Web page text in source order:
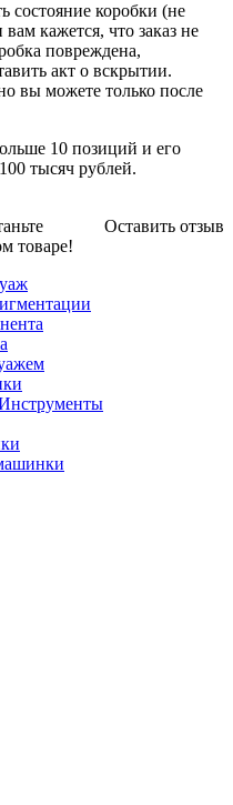
состояние коробки (не
кажется, что заказ не
повреждена,
акт о вскрытии.
вы можете только после
10 позиций и его
тысяч рублей.
Оставить отзыв
товаре!